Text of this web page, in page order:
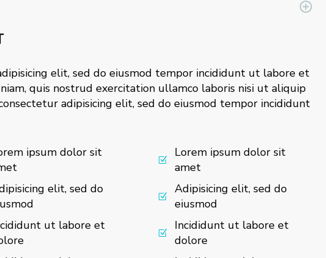
elit, sed do eiusmod tempor incididunt ut labore et
quis nostrud exercitation ullamco laboris nisi ut aliquip
adipisicing elit, sed do eiusmod tempor incididunt
ipsum dolor sit
elit, sed do
ut labore et
Lorem ipsum dolor sit
amet
Adipisicing elit, sed do
eiusmod
Incididunt ut labore et
dolore